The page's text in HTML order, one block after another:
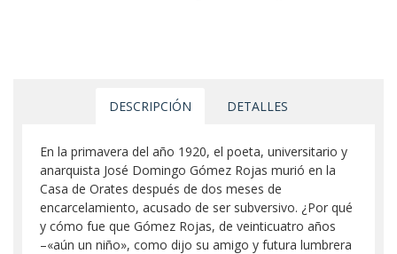
DESCRIPCIÓN DETALLES
En la primavera del año 1920, el poeta, universitario y
anarquista José Domingo Gómez Rojas murió en la
Casa de Orates después de dos meses de
encarcelamiento, acusado de ser subversivo. ¿Por qué
y cómo fue que Gómez Rojas, de veinticuatro años
–«aún un niño», como dijo su amigo y futura lumbrera